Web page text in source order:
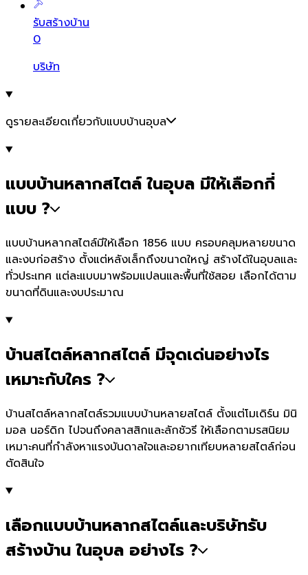
รับสร้างบ้าน
0
บริษัท
ดูรายละเอียดเกี่ยวกับแบบบ้านอุบล
แบบบ้านหลากสไตล์ ในอุบล มีให้เลือกกี่
แบบ ?
แบบบ้านหลากสไตล์มีให้เลือก 1856 แบบ ครอบคลุมหลายขนาด
และงบก่อสร้าง ตั้งแต่หลังเล็กถึงขนาดใหญ่ สร้างได้ในอุบลและ
ทั่วประเทศ แต่ละแบบมาพร้อมแปลนและพื้นที่ใช้สอย เลือกได้ตาม
ขนาดที่ดินและงบประมาณ
บ้านสไตล์หลากสไตล์ มีจุดเด่นอย่างไร
เหมาะกับใคร ?
บ้านสไตล์หลากสไตล์รวมแบบบ้านหลายสไตล์ ตั้งแต่โมเดิร์น มินิ
มอล นอร์ดิก ไปจนถึงคลาสสิกและลักชัวรี ให้เลือกตามรสนิยม
เหมาะคนที่กำลังหาแรงบันดาลใจและอยากเทียบหลายสไตล์ก่อน
ตัดสินใจ
เลือกแบบบ้านหลากสไตล์และบริษัทรับ
สร้างบ้าน ในอุบล อย่างไร ?